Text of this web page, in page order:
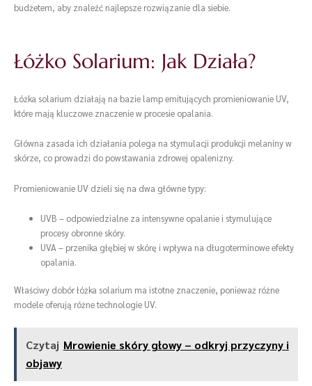
budżetem, aby znaleźć najlepsze rozwiązanie dla siebie.
Łóżko Solarium: Jak Działa?
Łóżka solarium działają na bazie lamp emitujących promieniowanie UV,
które mają kluczowe znaczenie w procesie opalania.
Główna zasada ich działania polega na stymulacji produkcji melaniny w
skórze, co prowadzi do powstawania zdrowej opalenizny.
Promieniowanie UV dzieli się na dwa główne typy:
UVB – odpowiedzialne za intensywne opalanie i stymulujące
procesy obronne skóry.
UVA – przenika głębiej w skórę i wpływa na długoterminowe efekty
opalania.
Właściwy dobór łóżka solarium ma istotne znaczenie, ponieważ różne
modele oferują różne technologie UV.
Czytaj Mrowienie skóry głowy – odkryj przyczyny i
objawy